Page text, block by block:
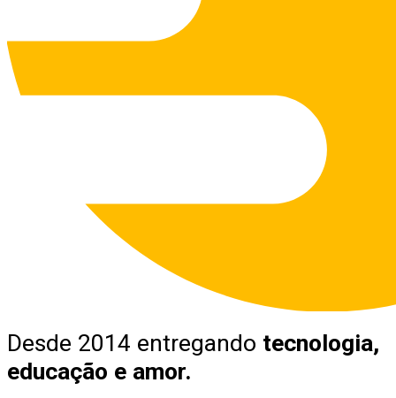
Desde 2014 entregando tecnologia,
educação e amor.